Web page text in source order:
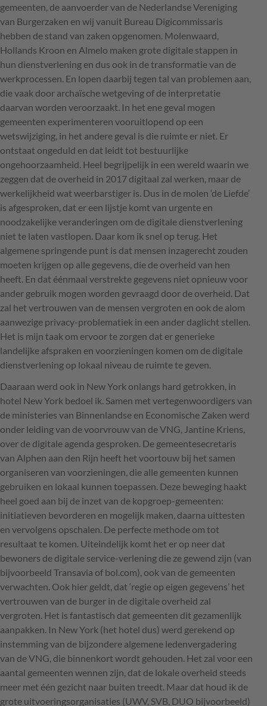
gemeenten, de aanvoerder van de Nederlandse Vereniging
van Burgerzaken en wij vanuit Bureau Digicommissaris
hebben de stand van zaken opgenomen. Molenwaard,
Hollands Kroon en Almelo maken grote digitale stappen in
hun dienstverlening en dus ook in de transformatie van de
werkprocessen. En lopen daarbij tegen tal van problemen aan,
die vaak door archaïsche wetgeving of de interpretatie
daarvan worden veroorzaakt. In het ene geval mogen
gemeenten experimenteren vooruitlopend op een
wetswijziging, in het andere geval is die ruimte er niet. Er
ontstaat ongeduld en dat leidt tot bestuurlijke
ongehoorzaamheid. Heel begrijpelijk in een wereld waarin we
zeggen dat de overheid in 2017 digitaal zal werken, maar de
werkelijkheid wat weerbarstiger is. Dus in de molen ‘de Liefde’
is afgesproken, dat er een lijstje komt van urgente en
noodzakelijke veranderingen om de digitale dienstverlening
niet te laten vastlopen. Daar kom ik snel op terug. Het
algemene springende punt is dat mensen inzagerecht zouden
moeten krijgen op alle gegevens, die de overheid van hen
heeft. En dat éénmaal verstrekte gegevens niet opnieuw voor
ander gebruik mogen worden gevraagd door de overheid. Dat
zal het vertrouwen van de mensen vergroten en ook de alom
aanwezige privacy-problematiek in een ander daglicht stellen.
Het is mijn taak om ervoor te zorgen dat er generieke
landelijke afspraken en voorzieningen komen om de digitale
dienstverlening op lokaal niveau de ruimte te geven.
Daaraan werd ook in New York onlangs hard getrokken, in
hotel New York bedoel ik. Samen met vertegenwoordigers van
de ministeries van Binnenlandse en Economische Zaken werd
onder leiding van de voorvrouw van deVNG, Jantine Kriens,
over de digitale agenda gesproken. De gemeentesecretaris
van Alphen aan den Rijn heeft het voortouw bij het samen
organiseren van voorzieningen, die alle gemeenten kunnen
gebruiken en lokaal kunnen toepassen. Deze beweging haakt
heel goed aan bij de inzet van de kopgroep-gemeenten:
initiatieven bevorderen en mogelijk maken, daarna uittesten
en vervolgens opschalen. De perfecte methode om tot
resultaat te komen. Uiteindelijk komt het er op neer dat
bewoners de digitale service-verlening die ze gewend zijn (van
bijvoorbeeld Transavia of bol.com), ook van de gemeenten
verwachten. Ook hier geldt, dat ‘regie op eigen gegevens’ het
vertrouwen van de burger in de digitale overheid zal
vergroten. Het is fantastisch dat gemeenten dit gezamenlijk
aanpakken. In New York (het hotel dus) werd gerekend op
instemming van de bijzondere algemene ledenvergadering
van deVNG, die binnenkort wordt gehouden. Het zal voor een
aantal gemeenten wennen zijn, dat de lokale overheid steeds
meer met één gezicht naar buiten treedt. Maar dat houd ik de
grote uitvoeringsorganisaties (UWV, SVB, DUO bijvoorbeeld)